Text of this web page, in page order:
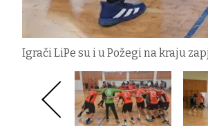
Igrači LiPe su i u Požegi na kraju